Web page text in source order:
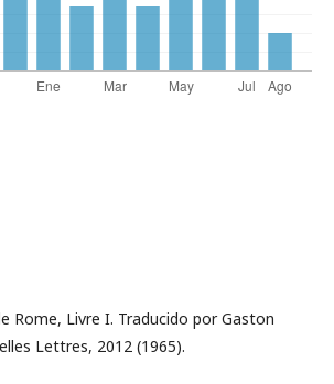
Rome, Livre I. Traducido por Gaston
Lettres, 2012 (1965).